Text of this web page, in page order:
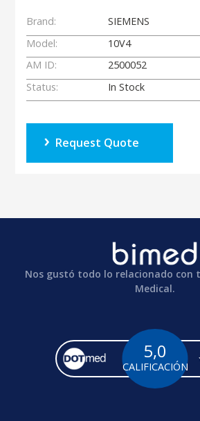
Brand:
SIEMENS
Model:
10V4
AM ID:
2500052
Status:
In Stock
Request Quote
Nos gustó todo lo relacionado con
Medical.
5,0
CALIFICACIÓN